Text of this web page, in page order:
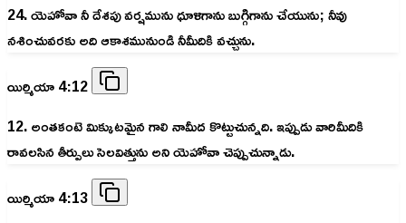
24. యెహోవా నీ దేశపు వర్షమును ధూళిగాను బుగ్గిగాను చేయును; నీవు
నశించువరకు అది ఆకాశమునుండి నీమీదికి వచ్చును.
యిర్మియా 4:12
12. అంతకంటె మిక్కుటమైన గాలి నామీద కొట్టుచున్నది. ఇప్పుడు వారిమీదికి
రావలసిన తీర్పులు సెలవిత్తును అని యెహోవా చెప్పుచున్నాడు.
యిర్మియా 4:13